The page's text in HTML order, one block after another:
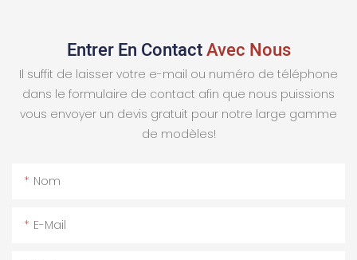
Entrer En ContactAvec Nous
Il suffit de laisser votre e-mail ou numéro de téléphone
dans le formulaire de contact afin que nous puissions
vous envoyer un devis gratuit pour notre large gamme
de modèles!
Nom
E-Mail